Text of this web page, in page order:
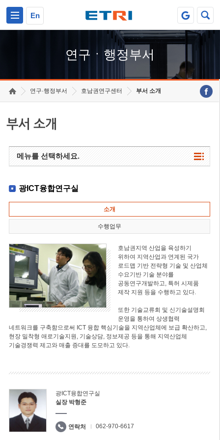
En
연구ㆍ행정부서
연구·행정부서 호남권연구센터 부서 소개
부서 소개
메뉴를 선택하세요.
광ICT융합연구실
소개
수행업무
호남권지역 산업을 육성하기
위하여 지역산업과 연계된 국가
로드맵 기반 전략형 기술 및 산업체
수요기반 기술 분야를
공동연구개발하고, 특허 시제품
제작 지원 등을 수행하고 있다.
또한 기술교류회 및 신기술설명회
운영을 통하여 상생협력
네트워크를 구축함으로써 ICT 융합 핵심기술을 지역산업체에 보급 확산하고,
현장 밀착형 애로기술지원, 기술상담, 정보제공 등을 통해 지역산업체
기술경쟁력 제고와 매출 증대를 도모하고 있다.
광ICT융합연구실
실장 박형준
연락처 062-970-6617